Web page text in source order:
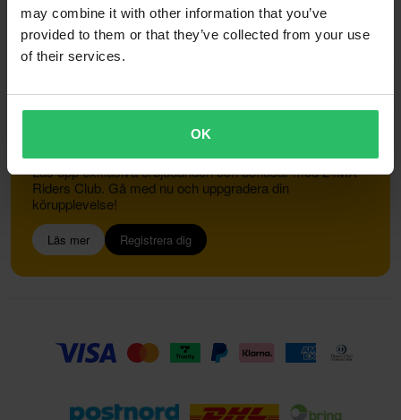
may combine it with other information that you’ve
provided to them or that they’ve collected from your use
of their services.
OK
Lediga jobb
Försäkran om överensstämmelse
Gå med i 24MX Riders Club
Lås upp exklusiva erbjudanden och bonusar med 24MX
Riders Club. Gå med nu och uppgradera din
körupplevelse!
Läs mer Registrera dig